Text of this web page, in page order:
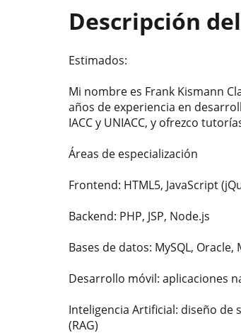
Descripción
Estimados:
Mi nombre es Frank Kismann
años de experiencia en
IACC y UNIACC, y ofrezco
Áreas de especialización
Frontend: HTML5, JavaScript
Backend: PHP, JSP, Node.js
Bases de datos: MySQL, Oracle,
Desarrollo móvil: aplicaciones
Inteligencia Artificial: diseño de
(RAG)